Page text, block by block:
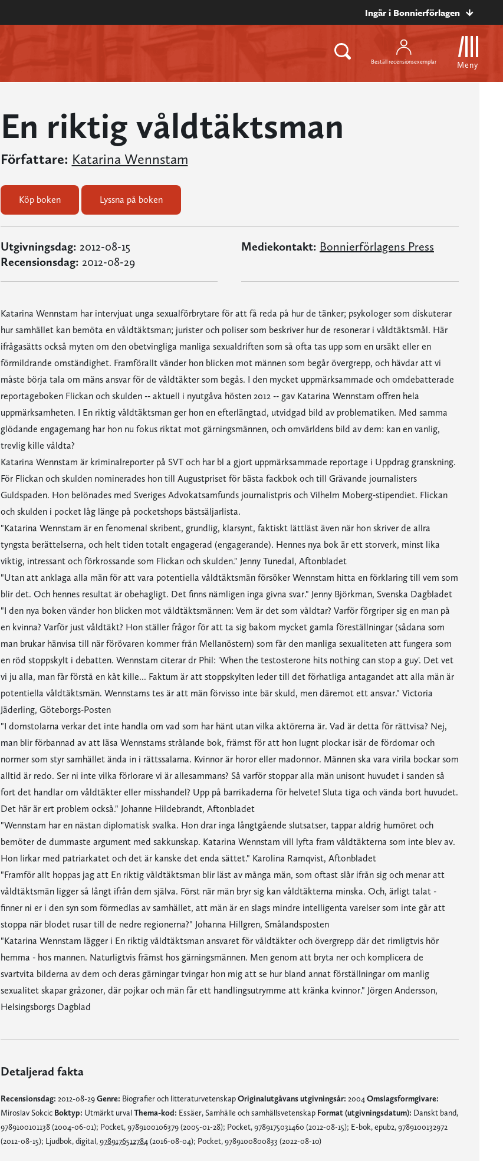
Ingår i Bonnierförlagen
Beställ recensionsexemplar Meny
En riktig våldtäktsman
Författare: Katarina Wennstam
Köp boken Lyssna på boken
Utgivningsdag: 2012-08-15
Recensionsdag: 2012-08-29
Mediekontakt: Bonnierförlagens Press
Katarina Wennstam har intervjuat unga sexualförbrytare för att få reda på hur de tänker; psykologer som diskuterar
hur samhället kan bemöta en våldtäktsman; jurister och poliser som beskriver hur de resonerar i våldtäktsmål. Här
ifrågasätts också myten om den obetvingliga manliga sexualdriften som så ofta tas upp som en ursäkt eller en
förmildrande omständighet. Framförallt vänder hon blicken mot männen som begår övergrepp, och hävdar att vi
måste börja tala om mäns ansvar för de våldtäkter som begås. I den mycket uppmärksammade och omdebatterade
reportageboken Flickan och skulden -- aktuell i nyutgåva hösten 2012 -- gav Katarina Wennstam offren hela
uppmärksamheten. I En riktig våldtäktsman ger hon en efterlängtad, utvidgad bild av problematiken. Med samma
glödande engagemang har hon nu fokus riktat mot gärningsmännen, och omvärldens bild av dem: kan en vanlig,
trevlig kille våldta?
Katarina Wennstam är kriminalreporter på SVT och har bl a gjort uppmärksammade reportage i Uppdrag granskning.
För Flickan och skulden nominerades hon till Augustpriset för bästa fackbok och till Grävande journalisters
Guldspaden. Hon belönades med Sveriges Advokatsamfunds journalistpris och Vilhelm Moberg-stipendiet. Flickan
och skulden i pocket låg länge på pocketshops bästsäljarlista.
"Katarina Wennstam är en fenomenal skribent, grundlig, klarsynt, faktiskt lättläst även när hon skriver de allra
tyngsta berättelserna, och helt tiden totalt engagerad (engagerande). Hennes nya bok är ett storverk, minst lika
viktig, intressant och förkrossande som Flickan och skulden." Jenny Tunedal, Aftonbladet
"Utan att anklaga alla män för att vara potentiella våldtäktsmän försöker Wennstam hitta en förklaring till vem som
blir det. Och hennes resultat är obehagligt. Det finns nämligen inga givna svar." Jenny Björkman, Svenska Dagbladet
"I den nya boken vänder hon blicken mot våldtäktsmännen: Vem är det som våldtar? Varför förgriper sig en man på
en kvinna? Varför just våldtäkt? Hon ställer frågor för att ta sig bakom mycket gamla föreställningar (sådana som
man brukar hänvisa till när förövaren kommer från Mellanöstern) som får den manliga sexualiteten att fungera som
en röd stoppskylt i debatten. Wennstam citerar dr Phil: 'When the testosterone hits nothing can stop a guy'. Det vet
vi ju alla, man får förstå en kåt kille... Faktum är att stoppskylten leder till det förhatliga antagandet att alla män är
potentiella våldtäktsmän. Wennstams tes är att män förvisso inte bär skuld, men däremot ett ansvar." Victoria
Jäderling, Göteborgs-Posten
"I domstolarna verkar det inte handla om vad som har hänt utan vilka aktörerna är. Vad är detta för rättvisa? Nej,
man blir förbannad av att läsa Wennstams strålande bok, främst för att hon lugnt plockar isär de fördomar och
normer som styr samhället ända in i rättssalarna. Kvinnor är horor eller madonnor. Männen ska vara virila bockar som
alltid är redo. Ser ni inte vilka förlorare vi är allesammans? Så varför stoppar alla män unisont huvudet i sanden så
fort det handlar om våldtäkter eller misshandel? Upp på barrikaderna för helvete! Sluta tiga och vända bort huvudet.
Det här är ert problem också." Johanne Hildebrandt, Aftonbladet
"Wennstam har en nästan diplomatisk svalka. Hon drar inga långtgående slutsatser, tappar aldrig humöret och
bemöter de dummaste argument med sakkunskap. Katarina Wennstam vill lyfta fram våldtäkterna som inte blev av.
Hon lirkar med patriarkatet och det är kanske det enda sättet." Karolina Ramqvist, Aftonbladet
"Framför allt hoppas jag att En riktig våldtäktsman blir läst av många män, som oftast slår ifrån sig och menar att
våldtäktsmän ligger så långt ifrån dem själva. Först när män bryr sig kan våldtäkterna minska. Och, ärligt talat -
finner ni er i den syn som förmedlas av samhället, att män är en slags mindre intelligenta varelser som inte går att
stoppa när blodet rusar till de nedre regionerna?" Johanna Hillgren, Smålandsposten
"Katarina Wennstam lägger i En riktig våldtäktsman ansvaret för våldtäkter och övergrepp där det rimligtvis hör
hemma - hos mannen. Naturligtvis främst hos gärningsmännen. Men genom att bryta ner och komplicera de
svartvita bilderna av dem och deras gärningar tvingar hon mig att se hur bland annat förställningar om manlig
sexualitet skapar gråzoner, där pojkar och män får ett handlingsutrymme att kränka kvinnor." Jörgen Andersson,
Helsingsborgs Dagblad
Detaljerad fakta
Recensionsdag: 2012-08-29Genre: Biografier och litteraturvetenskapOriginalutgåvans utgivningsår: 2004 Omslagsformgivare:
Miroslav Sokcic Boktyp: Utmärkt urvalThema-kod: Essäer, Samhälle och samhällsvetenskap Format (utgivningsdatum): Danskt band,
9789100101138 (2004-06-01); Pocket, 9789100106379 (2005-01-28); Pocket, 9789175031460 (2012-08-15); E-bok, epub2, 9789100132972
(2012-08-15); Ljudbok, digital,9789176512784 (2016-08-04); Pocket, 9789100800833 (2022-08-10)